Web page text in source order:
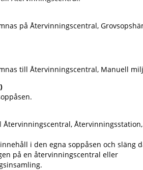
på Återvinningscentral,
till Återvinningscentral, Manuell
Återvinningscentral, Återvinningsstation,
i den egna soppåsen och släng
på en återvinningscentral eller